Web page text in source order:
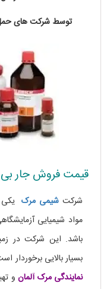
توسط شرکت های
قیمت فروش جار
شرکت شیمی مرک یکی
مواد شیمیایی
باشد. این شرکت در
بسیار بالایی
نمایندگیمرک آلمان و